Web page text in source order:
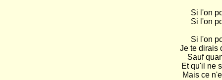
Si l'on
Si l'on
Si l'on
Je te dirais
Sauf
Et qu'il ne
Mais ce